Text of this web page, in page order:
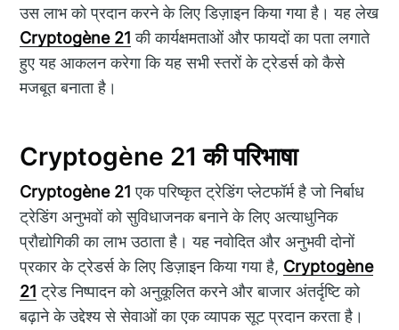
उस लाभ को प्रदान करने के लिए डिज़ाइन किया गया है। यह लेख
Cryptogène 21 की कार्यक्षमताओं और फायदों का पता लगाते
हुए यह आकलन करेगा कि यह सभी स्तरों के ट्रेडर्स को कैसे
मजबूत बनाता है।
Cryptogène 21 की परिभाषा
Cryptogène 21 एक परिष्कृत ट्रेडिंग प्लेटफॉर्म है जो निर्बाध
ट्रेडिंग अनुभवों को सुविधाजनक बनाने के लिए अत्याधुनिक
प्रौद्योगिकी का लाभ उठाता है। यह नवोदित और अनुभवी दोनों
प्रकार के ट्रेडर्स के लिए डिज़ाइन किया गया है, Cryptogène
21 ट्रेड निष्पादन को अनुकूलित करने और बाजार अंतर्दृष्टि को
बढ़ाने के उद्देश्य से सेवाओं का एक व्यापक सूट प्रदान करता है।